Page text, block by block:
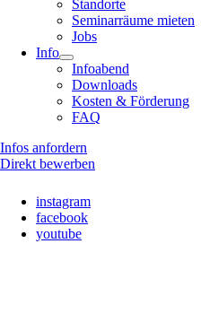
Standorte
Seminarräume mieten
Jobs
Info
Infoabend
Downloads
Kosten & Förderung
FAQ
Infos anfordern
Direkt bewerben
instagram
facebook
youtube